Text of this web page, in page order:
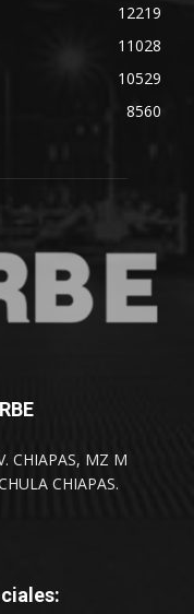
12219
11028
10529
8560
CHIAPAS, MZ M
CHIAPAS.